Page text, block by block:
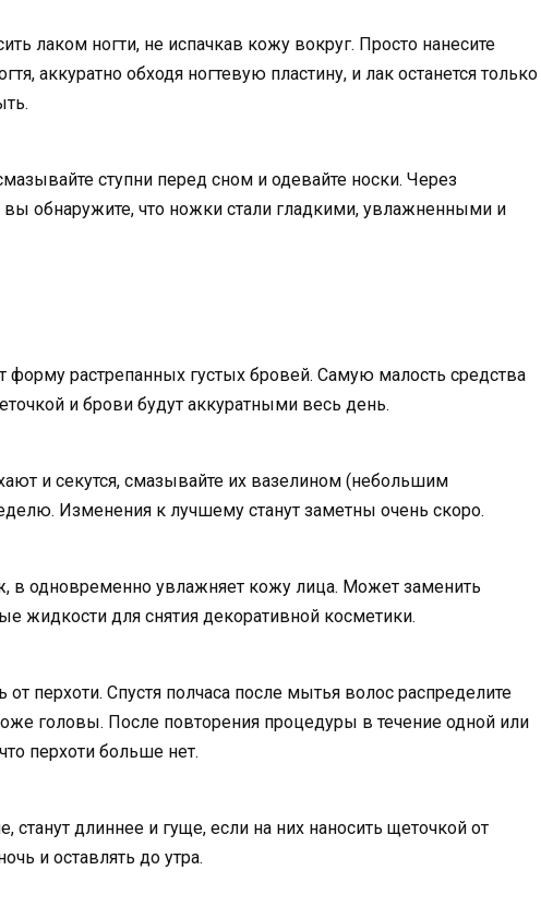
лаком ногти, не испачкав кожу вокруг. Просто нанесите
аккуратно обходя ногтевую пластину, и лак останется только
ступни перед сном и одевайте носки. Через
вы обнаружите, что ножки стали гладкими, увлажненными и
форму растрепанных густых бровей. Самую малость средства
и брови будут аккуратными весь день.
и секутся, смазывайте их вазелином (небольшим
Изменения к лучшему станут заметны очень скоро.
в одновременно увлажняет кожу лица. Может заменить
жидкости для снятия декоративной косметики.
от перхоти. Спустя полчаса после мытья волос распределите
головы. После повторения процедуры в течение одной или
перхоти больше нет.
станут длиннее и гуще, если на них наносить щеточкой от
и оставлять до утра.